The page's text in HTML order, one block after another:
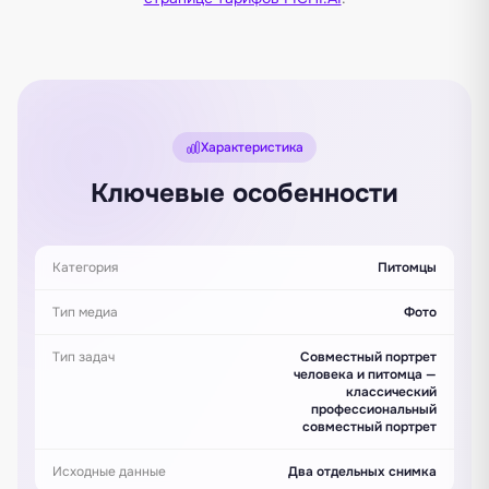
Характеристика
Ключевые особенности
Категория Питомцы
Тип медиа Фото
Тип задач
Совместный портрет
человека и питомца —
классический
профессиональный
совместный портрет
Исходные данные Два отдельных снимка